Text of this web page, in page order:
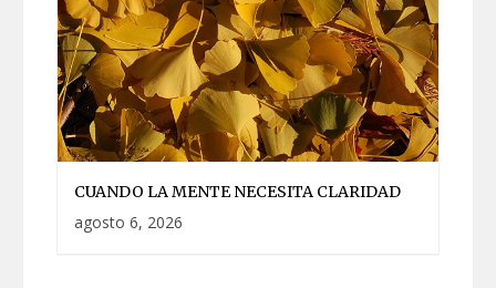
CUANDO LA MENTE NECESITA CLARIDAD
agosto 6, 2026